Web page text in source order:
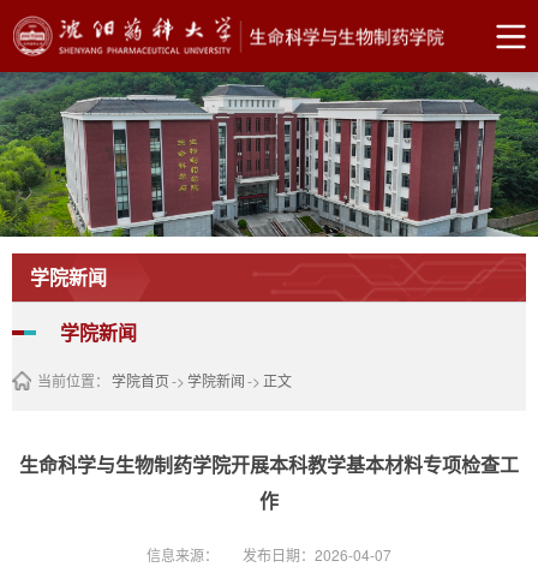
学院新闻
学院新闻
当前位置： 学院首页-> 学院新闻-> 正文
生命科学与生物制药学院开展本科教学基本材料专项检查工
作
信息来源： 发布日期：2026-04-07